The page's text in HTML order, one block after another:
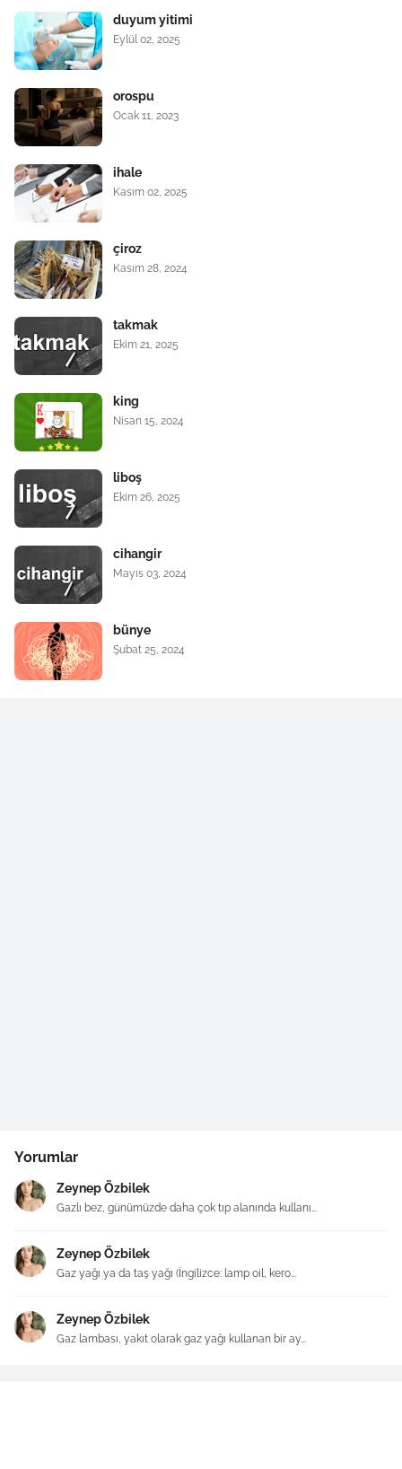
duyum yitimi
Eylül 02, 2025
orospu
Ocak 11, 2023
ihale
Kasım 02, 2025
çiroz
Kasım 28, 2024
takmak
Ekim 21, 2025
king
Nisan 15, 2024
liboş
Ekim 26, 2025
cihangir
Mayıs 03, 2024
bünye
Şubat 25, 2024
Yorumlar
Zeynep Özbilek
Gazlı bez, günümüzde daha çok tıp alanında kullanı...
Zeynep Özbilek
Gaz yağı ya da taş yağı (İngilizce: lamp oil, kero...
Zeynep Özbilek
Gaz lambası, yakıt olarak gaz yağı kullanan bir ay...